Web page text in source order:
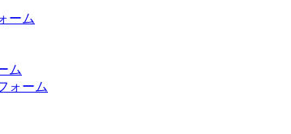
ーム
ム
ォーム